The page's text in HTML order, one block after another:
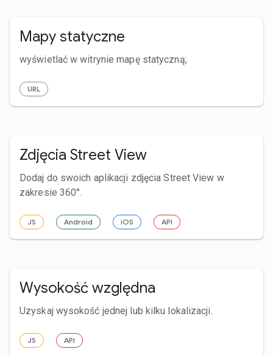
Mapy statyczne
wyświetlać w witrynie mapę statyczną;
URL
Zdjęcia Street View
Dodaj do swoich aplikacji zdjęcia Street View w
zakresie 360°.
JS Android iOS API
Wysokość względna
Uzyskaj wysokość jednej lub kilku lokalizacji.
JS API